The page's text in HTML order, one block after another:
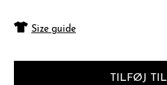
Size guide
TILFØJ